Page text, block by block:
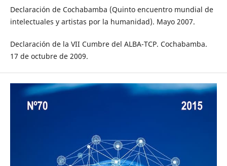
Declaración de Cochabamba (Quinto encuentro mundial de
intelectuales y artistas por la humanidad). Mayo 2007.
Declaración de la VII Cumbre del ALBA-TCP. Cochabamba.
17 de octubre de 2009.